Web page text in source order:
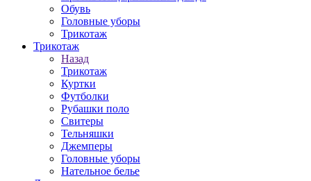
Обувь
Головные уборы
Трикотаж
Трикотаж
Назад
Трикотаж
Куртки
Футболки
Рубашки поло
Свитеры
Тельняшки
Джемперы
Головные уборы
Нательное белье